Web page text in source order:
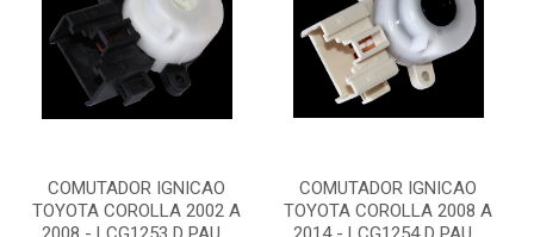
COMUTADOR IGNICAO
TOYOTA COROLLA 2002 A
COMUTADOR IGNICAO
TOYOTA COROLLA 2008 A